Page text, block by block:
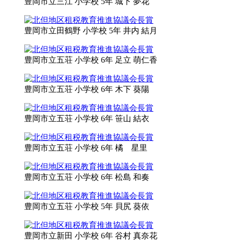
豊岡市立田鶴野 小学校 5年 井内 結月
豊岡市立五荘 小学校 6年 足立 萌仁香
豊岡市立五荘 小学校 6年 木下 葵陽
豊岡市立五荘 小学校 6年 笹山 結衣
豊岡市立五荘 小学校 6年 橘 星里
豊岡市立五荘 小学校 6年 松島 和奏
豊岡市立五荘 小学校 5年 貝尻 葵依
豊岡市立新田 小学校 6年 谷村 真奈花